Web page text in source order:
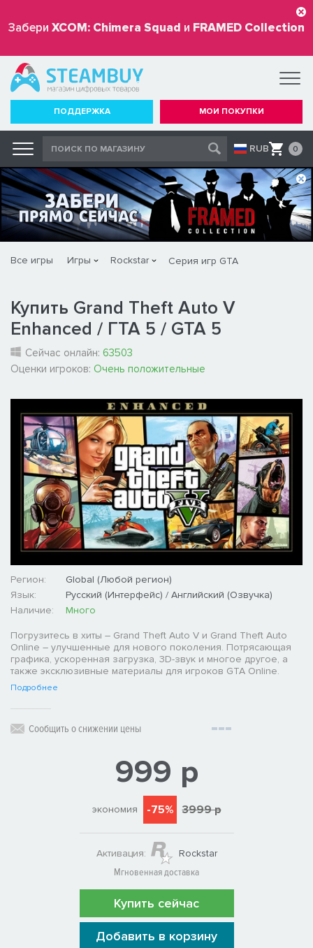
Забери XCOM: Chimera Squad и FRAMED Collection
бесплатно
ПОДДЕРЖКА МОИ ПОКУПКИ
RUB 0
Все игры Игры Rockstar Серия игр GTA
Купить Grand Theft Auto V
Enhanced / ГТА 5 / GTA 5
Сейчас онлайн: 63503
Оценки игроков: Очень положительные
Регион:
Global (Любой регион)
Язык:
Русский (Интерфейс) / Английский (Озвучка)
Наличие:
Много
Погрузитесь в хиты – Grand Theft Auto V и Grand Theft Auto
Online – улучшенные для нового поколения. Потрясающая
графика, ускоренная загрузка, 3D-звук и многое другое, а
также эксклюзивные материалы для игроков GTA Online.
Подробнее
Сообщить о снижении цены
999 р
экономия -75% 3999 р
Активация:
Rockstar
Мгновенная доставка
Купить сейчас
Добавить в корзину